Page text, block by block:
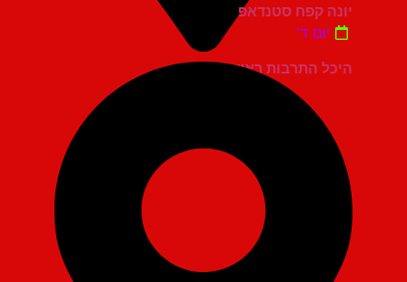
היכל התרבות ראשון לציון
יונה קפח סטנדאפ
יום ד'